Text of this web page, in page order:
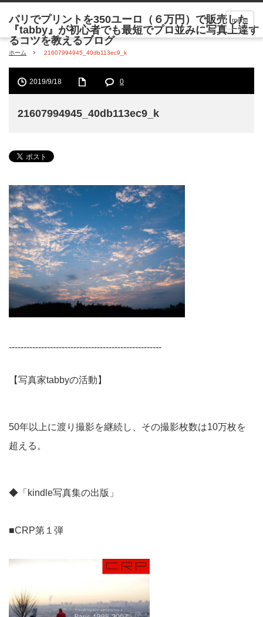
menu
ホーム 21607994945_40db113ec9_k
2019/9/18 0
21607994945_40db113ec9_k
----------------------------------------------------
【写真家tabbyの活動】
50年以上に渡り撮影を継続し、その撮影枚数は10万枚を
超える。
◆「kindle写真集の出版」
■CRP第１弾